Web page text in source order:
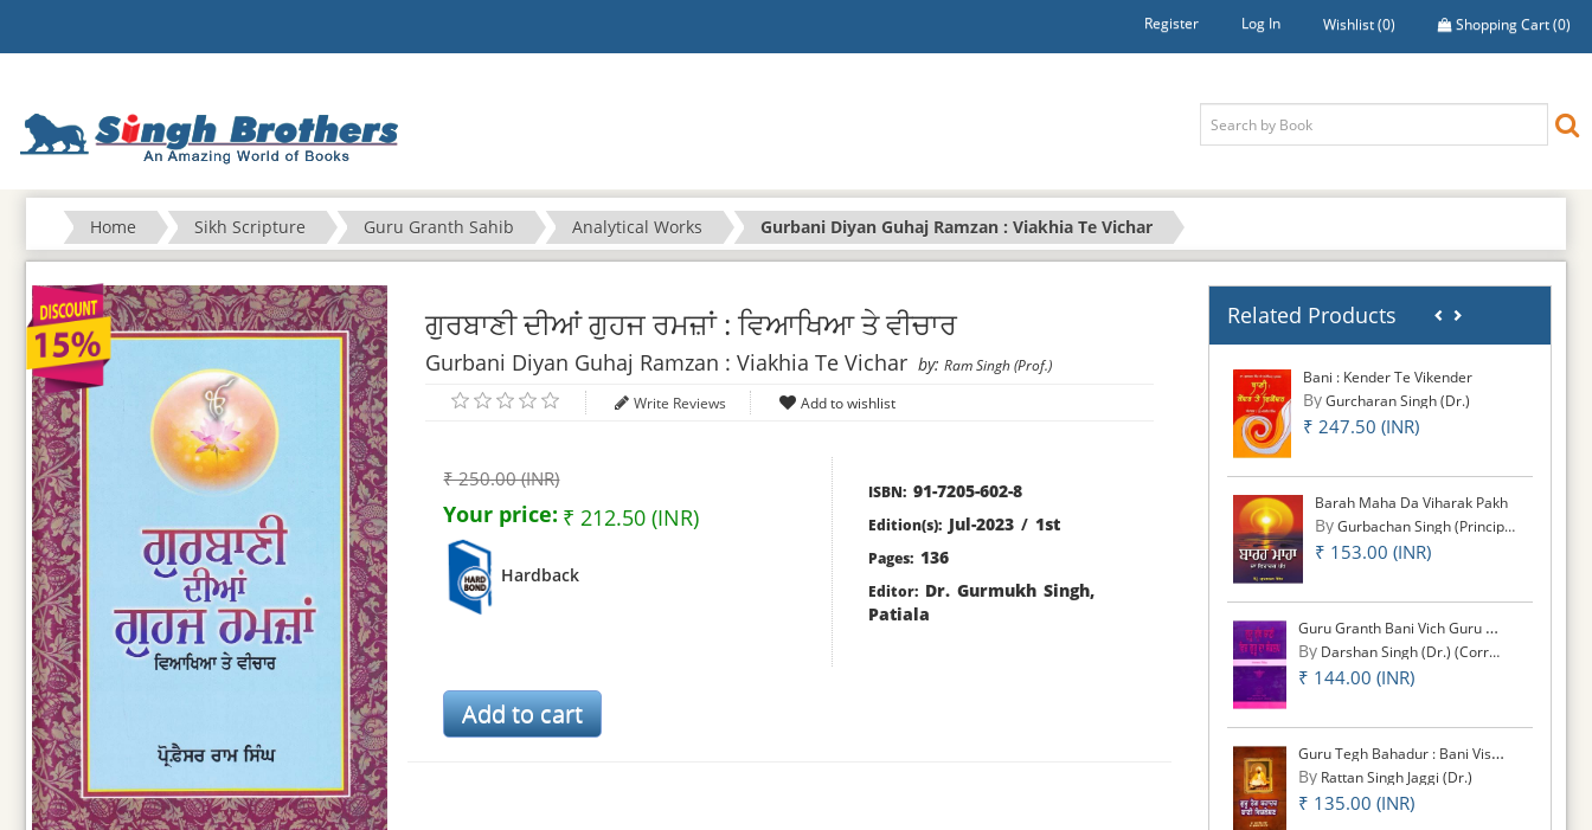
Register Log In Wishlist(0) Shopping Cart(0)
Home Sikh Scripture Guru Granth Sahib Analytical Works Gurbani Diyan Guhaj Ramzan : Viakhia Te Vichar
ਗੁਰਬਾਣੀ ਦੀਆਂ ਗੁਹਜ ਰਮਜ਼ਾਂ : ਵਿਆਖਿਆ ਤੇ ਵੀਚਾਰ
Gurbani Diyan Guhaj Ramzan : Viakhia Te Vichar by: Ram Singh (Prof.)
Write Reviews
₹ 250.00 (INR)
Your price: ₹ 212.50 (INR)
Hardback
ISBN: 91-7205-602-8
Edition(s): Jul-2023/ 1st
Pages: 136
Editor: Dr. Gurmukh Singh,
Patiala
Related Products
Bani : Kender Te Vikender
ByGurcharan Singh (Dr.)
₹ 247.50 (INR)
Barah Maha Da Viharak Pakh
ByGurbachan Singh (Principal)
₹ 153.00 (INR)
Guru Granth Bani Vich Guru Da Sankalap
ByDarshan Singh (Dr.) (Correspondence deptt. PUP)
₹ 144.00 (INR)
Guru Tegh Bahadur : Bani Vishleshan
ByRattan Singh Jaggi (Dr.)
₹ 135.00 (INR)